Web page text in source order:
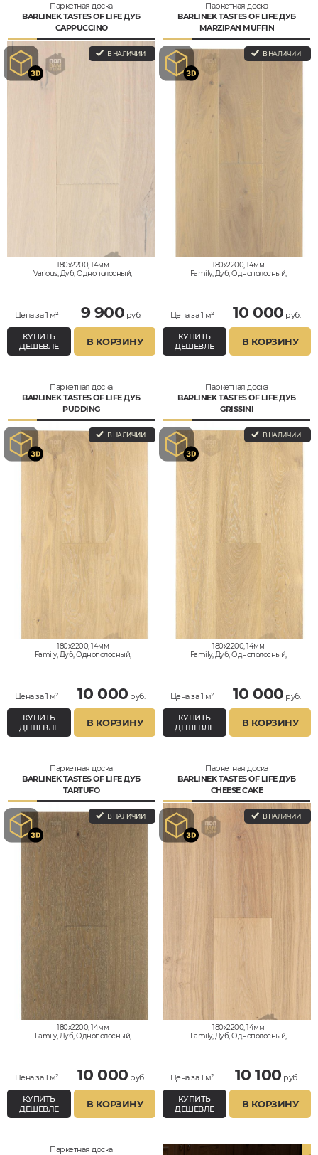
Паркетная доска
BARLINEK TASTES OF LIFE ДУБ
CAPPUCCINO
В НАЛИЧИИ
180x2200, 14мм
Various, Дуб, Однополосный,
Цена за 1 м² 9 900 руб.
КУПИТЬ
ДЕШЕВЛЕ
В КОРЗИНУ
Паркетная доска
BARLINEK TASTES OF LIFE ДУБ
MARZIPAN MUFFIN
В НАЛИЧИИ
180x2200, 14мм
Family, Дуб, Однополосный,
Цена за 1 м² 10 000 руб.
КУПИТЬ
ДЕШЕВЛЕ
В КОРЗИНУ
Паркетная доска
BARLINEK TASTES OF LIFE ДУБ
PUDDING
В НАЛИЧИИ
180x2200, 14мм
Family, Дуб, Однополосный,
Цена за 1 м² 10 000 руб.
КУПИТЬ
ДЕШЕВЛЕ
В КОРЗИНУ
Паркетная доска
BARLINEK TASTES OF LIFE ДУБ
GRISSINI
В НАЛИЧИИ
180x2200, 14мм
Family, Дуб, Однополосный,
Цена за 1 м² 10 000 руб.
КУПИТЬ
ДЕШЕВЛЕ
В КОРЗИНУ
Паркетная доска
BARLINEK TASTES OF LIFE ДУБ
TARTUFO
В НАЛИЧИИ
180x2200, 14мм
Family, Дуб, Однополосный,
Цена за 1 м² 10 000 руб.
КУПИТЬ
ДЕШЕВЛЕ
В КОРЗИНУ
Паркетная доска
BARLINEK TASTES OF LIFE ДУБ
CHEESE CAKE
В НАЛИЧИИ
180x2200, 14мм
Family, Дуб, Однополосный,
Цена за 1 м² 10 100 руб.
КУПИТЬ
ДЕШЕВЛЕ
В КОРЗИНУ
Паркетная доска